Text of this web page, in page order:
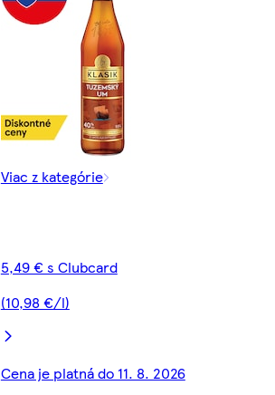
Viac z kategórie
5,49 € s Clubcard
(10,98 €/l)
Cena je platná do 11. 8. 2026